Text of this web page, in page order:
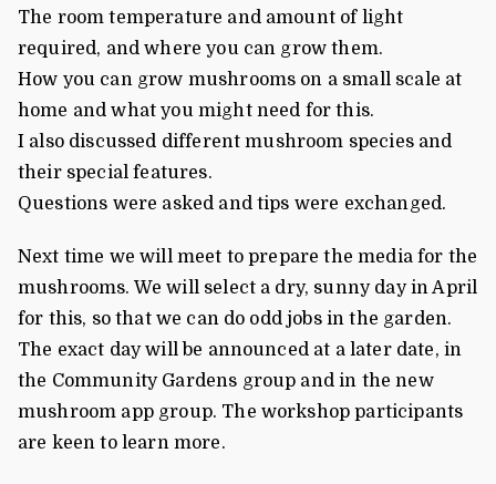
The room temperature and amount of light
required, and where you can grow them.
How you can grow mushrooms on a small scale at
home and what you might need for this.
I also discussed different mushroom species and
their special features.
Questions were asked and tips were exchanged.
Next time we will meet to prepare the media for the
mushrooms. We will select a dry, sunny day in April
for this, so that we can do odd jobs in the garden.
The exact day will be announced at a later date, in
the Community Gardens group and in the new
mushroom app group. The workshop participants
are keen to learn more.